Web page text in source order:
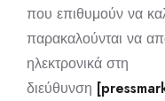
που επιθυμούν να
παρακαλούνται να
ηλεκτρονικά στη
διεύθυνση